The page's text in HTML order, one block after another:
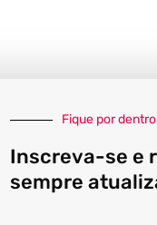
Fique por
Inscreva-se e
sempre